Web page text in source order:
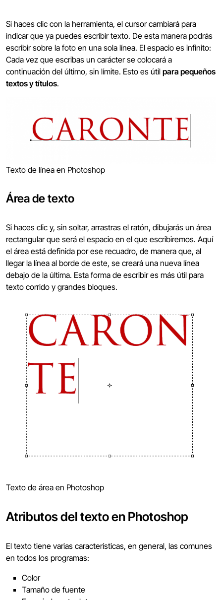
Si haces clic con la herramienta, el cursor cambiará para
indicar que ya puedes escribir texto. De esta manera podrás
escribir sobre la foto en una sola línea. El espacio es infinito:
Cada vez que escribas un carácter se colocará a
continuación del último, sin límite. Esto es útil para pequeños
textos y títulos.
Texto de línea en Photoshop
Área de texto
Si haces clic y, sin soltar, arrastras el ratón, dibujarás un área
rectangular que será el espacio en el que escribiremos. Aquí
el área está definida por ese recuadro, de manera que, al
llegar la línea al borde de este, se creará una nueva línea
debajo de la última. Esta forma de escribir es más útil para
texto corrido y grandes bloques.
Texto de área en Photoshop
Atributos del texto en Photoshop
El texto tiene varias características, en general, las comunes
en todos los programas:
Color
Tamaño de fuente